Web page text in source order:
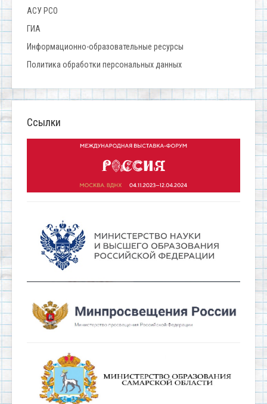
АСУ РСО
ГИА
Информационно-образовательные ресурсы
Политика обработки персональных данных
Ссылки